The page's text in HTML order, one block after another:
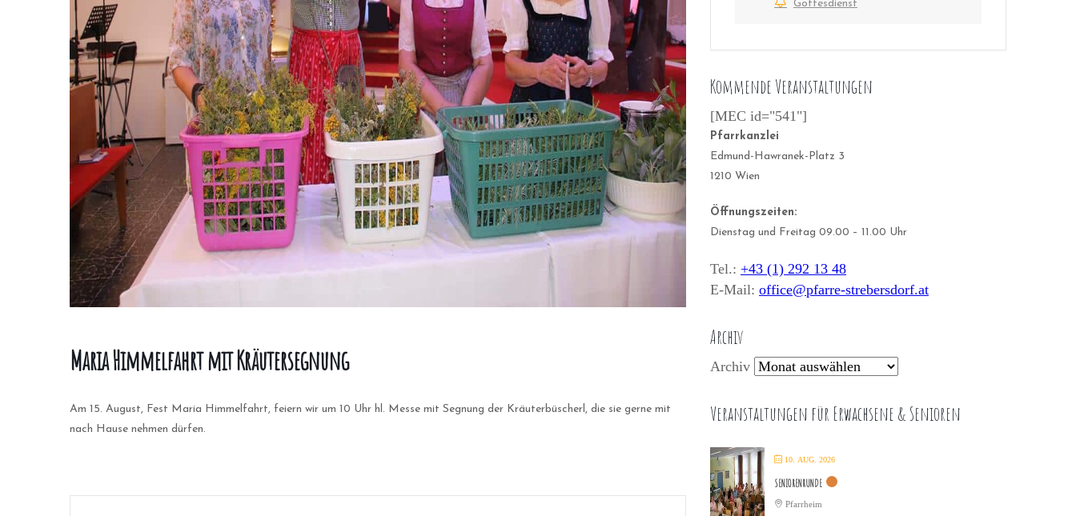
Maria Himmelfahrt mit Kräutersegnung
Am 15. August, Fest Maria Himmelfahrt, feiern wir um 10 Uhr hl. Messe mit Segnung der Kräuterbüscherl, die sie gerne mit
nach Hause nehmen dürfen.
Gottesdienst
Kommende Veranstaltungen
[MEC id="541"]
Pfarrkanzlei
Edmund-Hawranek-Platz 3
1210 Wien
Öffnungszeiten:
Dienstag und Freitag 09.00 – 11.00 Uhr
Tel.: +43 (1) 292 13 48
E-Mail: office@pfarre-strebersdorf.at
Archiv
Archiv
Veranstaltungen für Erwachsene & Senioren
10. AUG. 2026
SENIORENRUNDE
Pfarrheim